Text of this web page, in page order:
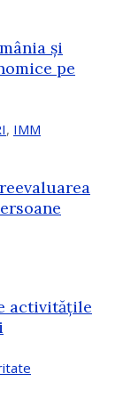
și
pe
, IMM
activitățile